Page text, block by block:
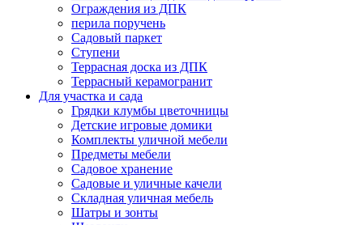
Ограждения из ДПК
перила поручень
Садовый паркет
Ступени
Террасная доска из ДПК
Террасный керамогранит
Для участка и сада
Грядки клумбы цветочницы
Детские игровые домики
Комплекты уличной мебели
Предметы мебели
Садовое хранение
Садовые и уличные качели
Складная уличная мебель
Шатры и зонты